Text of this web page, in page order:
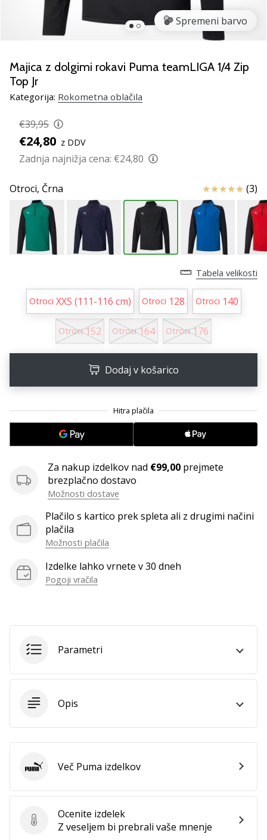
rokomentske
copate
NITRO
SQD
5!
Odkrivaj
novosti
in
ugotovi,
splača…
25. 11. 2024
•
ambasador/ka
naše
rokometne
Si
smo
mi?
se
kot
brend
ambasador/ka.
Prikaži
vse
članke
Spremeni barvo
Majica z dolgimi rokavi Puma teamLIGA 1/4 Zip
Top Jr
Kategorija: Rokometna oblačila
€39,95
€24,80 z DDV
Zadnja najnižja cena: €24,80
Otroci, Črna Ocena izdelka
(3)
Tabela velikosti
Otroci XXS (111-116 cm) Otroci 128 Otroci 140
Otroci 152 Otroci 164 Otroci 176
Dodaj v košarico
Za nakup izdelkov nad €99,00 prejmete
brezplačno dostavo
Možnosti dostave
Plačilo s kartico prek spleta ali z drugimi načini
plačila
Možnosti plačila
Izdelke lahko vrnete v 30 dneh
Pogoji vračila
Parametri
Opis
Ocenite izdelek
Ocenite izdelek
Z veseljem bi prebrali vaše mnenje
Puma Več Puma izdelkov